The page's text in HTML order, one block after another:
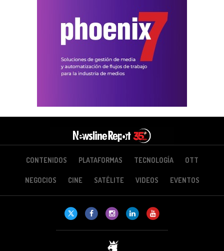
CONTENIDOS PLATAFORMAS TECNOLOGÍA OTT
NEGOCIOS CINE SATÉLITE VIDEOS EVENTOS